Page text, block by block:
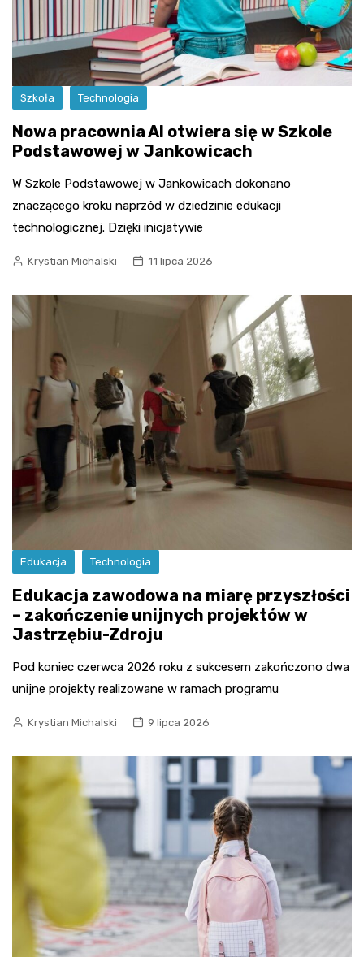
Szkoła Technologia
Nowa pracownia AI otwiera się w Szkole
Podstawowej w Jankowicach
W Szkole Podstawowej w Jankowicach dokonano
znaczącego kroku naprzód w dziedzinie edukacji
technologicznej. Dzięki inicjatywie
Krystian Michalski 11 lipca 2026
Edukacja Technologia
Edukacja zawodowa na miarę przyszłości
– zakończenie unijnych projektów w
Jastrzębiu-Zdroju
Pod koniec czerwca 2026 roku z sukcesem zakończono dwa
unijne projekty realizowane w ramach programu
Krystian Michalski 9 lipca 2026